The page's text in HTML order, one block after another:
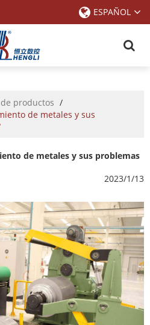
ESPAÑOL
productos /
de metales y sus
de metales y sus problemas
2023/1/13